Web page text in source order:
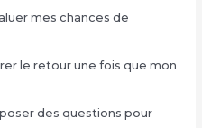
mes chances de
le retour une fois que mon
des questions pour